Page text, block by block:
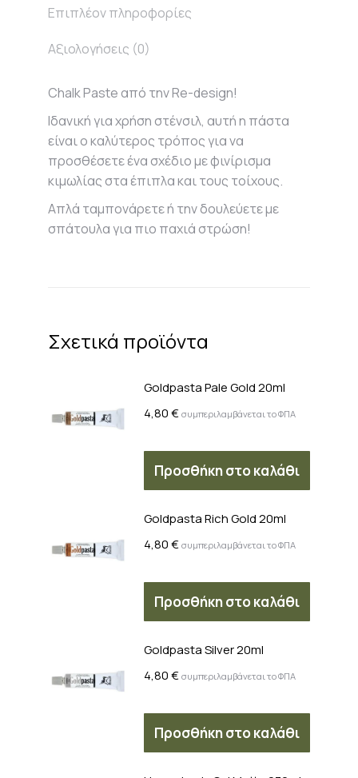
Επιπλέον πληροφορίες
Αξιολογήσεις (0)
Chalk Paste από την Re-design!
Ιδανική για χρήση στένσιλ, αυτή η πάστα
είναι ο καλύτερος τρόπος για να
προσθέσετε ένα σχέδιο με φινίρισμα
κιμωλίας στα έπιπλα και τους τοίχους.
Απλά ταμπονάρετε ή την δουλεύετε με
σπάτουλα για πιο παχιά στρώση!
Σχετικά προϊόντα
Goldpasta Pale Gold 20ml
4,80€ συμπεριλαμβάνεται το ΦΠΑ
Προσθήκη στο καλάθι
Goldpasta Rich Gold 20ml
4,80€ συμπεριλαμβάνεται το ΦΠΑ
Προσθήκη στο καλάθι
Goldpasta Silver 20ml
4,80€ συμπεριλαμβάνεται το ΦΠΑ
Προσθήκη στο καλάθι